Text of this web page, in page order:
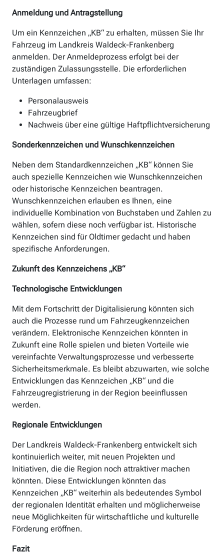
Anmeldung und Antragstellung
Um ein Kennzeichen „KB“ zu erhalten, müssen Sie Ihr
Fahrzeug im Landkreis Waldeck-Frankenberg
anmelden. Der Anmeldeprozess erfolgt bei der
zuständigen Zulassungsstelle. Die erforderlichen
Unterlagen umfassen:
Personalausweis
Fahrzeugbrief
Nachweis über eine gültige Haftpflichtversicherung
Sonderkennzeichen und Wunschkennzeichen
Neben dem Standardkennzeichen „KB“ können Sie
auch spezielle Kennzeichen wie Wunschkennzeichen
oder historische Kennzeichen beantragen.
Wunschkennzeichen erlauben es Ihnen, eine
individuelle Kombination von Buchstaben und Zahlen zu
wählen, sofern diese noch verfügbar ist. Historische
Kennzeichen sind für Oldtimer gedacht und haben
spezifische Anforderungen.
Zukunft des Kennzeichens „KB“
Technologische Entwicklungen
Mit dem Fortschritt der Digitalisierung könnten sich
auch die Prozesse rund um Fahrzeugkennzeichen
verändern. Elektronische Kennzeichen könnten in
Zukunft eine Rolle spielen und bieten Vorteile wie
vereinfachte Verwaltungsprozesse und verbesserte
Sicherheitsmerkmale. Es bleibt abzuwarten, wie solche
Entwicklungen das Kennzeichen „KB“ und die
Fahrzeugregistrierung in der Region beeinflussen
werden.
Regionale Entwicklungen
Der Landkreis Waldeck-Frankenberg entwickelt sich
kontinuierlich weiter, mit neuen Projekten und
Initiativen, die die Region noch attraktiver machen
könnten. Diese Entwicklungen könnten das
Kennzeichen „KB“ weiterhin als bedeutendes Symbol
der regionalen Identität erhalten und möglicherweise
neue Möglichkeiten für wirtschaftliche und kulturelle
Förderung eröffnen.
Fazit